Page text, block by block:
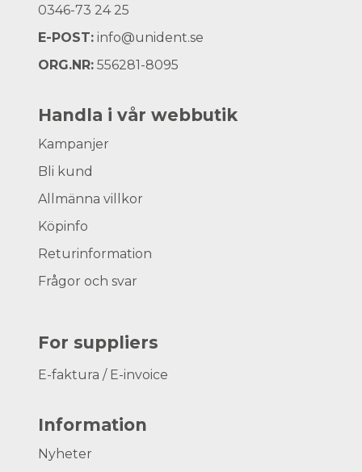
0346-73 24 25
E-POST: info@unident.se
ORG.NR: 556281-8095
Handla i vår webbutik
Kampanjer
Bli kund
Allmänna villkor
Köpinfo
Returinformation
Frågor och svar
For suppliers
E-faktura / E-invoice
Information
Nyheter